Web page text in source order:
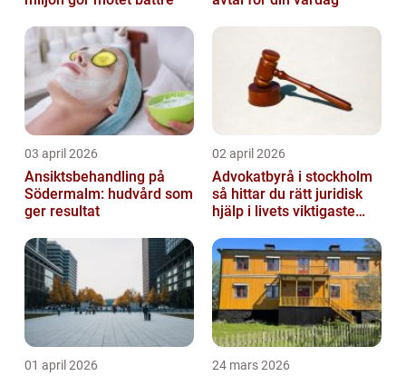
03 april 2026
Ansiktsbehandling på
Södermalm: hudvård som
ger resultat
02 april 2026
Advokatbyrå i stockholm
så hittar du rätt juridisk
hjälp i livets viktigaste
01 april 2026 24 mars 2026